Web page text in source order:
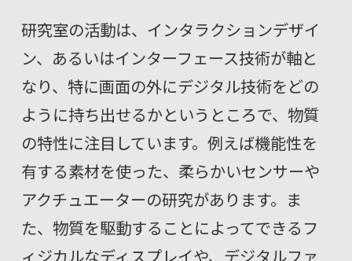
研究室の活動は、インタラクションデザイ
ン、あるいはインターフェース技術が軸と
なり、特に画面の外にデジタル技術をどの
ように持ち出せるかというところで、物質
の特性に注目しています。例えば機能性を
有する素材を使った、柔らかいセンサーや
アクチュエーターの研究があります。ま
た、物質を駆動することによってできるフ
ィジカルなディスプレイや、デジタルファ